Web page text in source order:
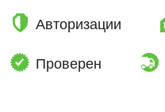
Авторизации
Проверен